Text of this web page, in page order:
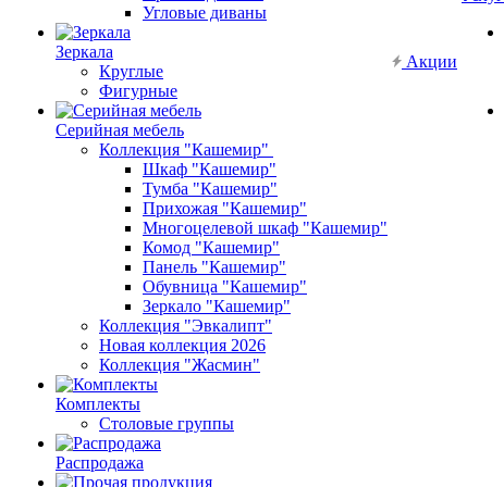
Угловые диваны
Зеркала
Круглые
Фигурные
Серийная мебель
Коллекция "Кашемир"
Шкаф "Кашемир"
Тумба "Кашемир"
Прихожая "Кашемир"
Многоцелевой шкаф "Кашемир"
Комод "Кашемир"
Панель "Кашемир"
Обувница "Кашемир"
Зеркало "Кашемир"
Коллекция "Эвкалипт"
Новая коллекция 2026
Коллекция "Жасмин"
Комплекты
Столовые группы
Распродажа
Акции